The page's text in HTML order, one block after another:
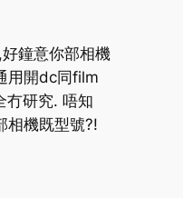
鐘意你部相機
用開dc同film
冇研究. 唔知
相機既型號?!